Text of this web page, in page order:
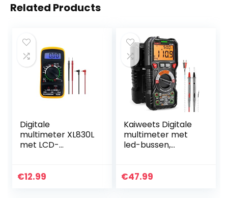
Related Products
Digitale
multimeter XL830L
met LCD-
meetinstrument
€12.99
Kaiweets Digitale
multimeter met
led-bussen,
600 V True RMS
€47.99